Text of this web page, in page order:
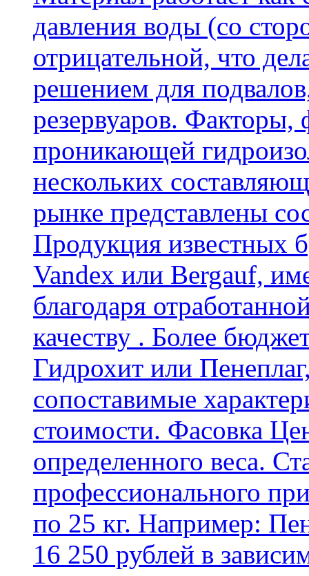
давления воды (со
отрицательной, что
решением для
резервуаров.
проникающей
нескольких
рынке представлены
Продукция известных
Vandex или Bergauf,
благодаря
качеству . Более
Гидрохит или
сопоставимые
стоимости. Фасовка
определенного веса.
профессионального
по 25 кг. Например:
16 250 рублей в